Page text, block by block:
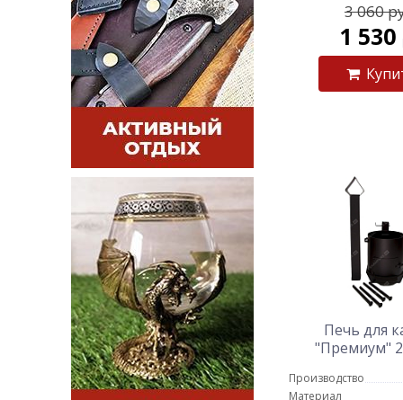
3 060
1 530
Печь для
"Премиум"
Производство
Материал